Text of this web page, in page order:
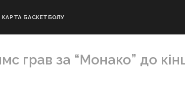
КАРТА БАСКЕТБОЛУ
грав за “Монако” до